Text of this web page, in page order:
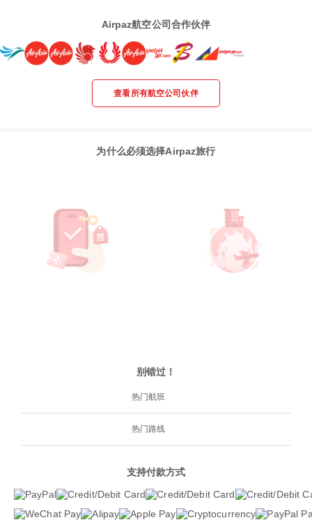
Airpaz航空公司合作伙伴
查看所有航空公司伙伴
为什么必须选择Airpaz旅行
别错过！
热门航班
热门路线
支持付款方式